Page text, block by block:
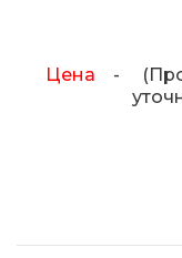
Цена
-